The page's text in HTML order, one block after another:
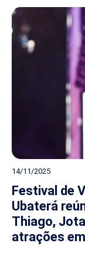
14/11/2025
Festival de
Ubaterá
Thiago,
atrações